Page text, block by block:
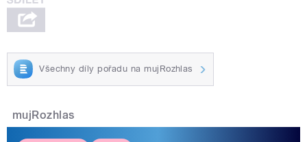
Všechny díly pořadu na mujRozhlas
mujRozhlas